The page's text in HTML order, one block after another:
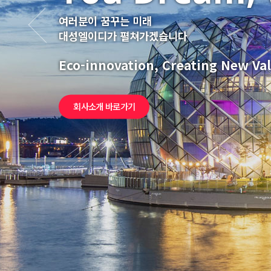
여러분이 꿈꾸는 미래
대성엘이디가 펼쳐가겠습니다
Eco-innovation, Creating New
회사소개 바로가기